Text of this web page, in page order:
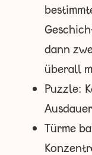
dann
überall
Puzzle:
Türme